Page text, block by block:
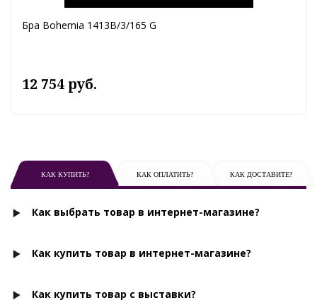
Бра Bohemia 1413B/3/165 G
12 754 руб.
КАК КУПИТЬ? КАК ОПЛАТИТЬ? КАК ДОСТАВИТЕ?
Как выбрать товар в интернет-магазине?
Как купить товар в интернет-магазине?
Как купить товар с выставки?